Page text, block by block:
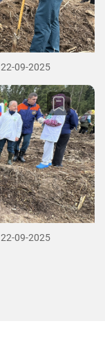
22-09-2025
22-09-2025